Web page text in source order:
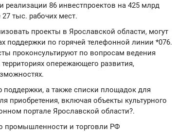
реализации 86 инвестпроектов на 425 млрд
тыс. рабочих мест.
проекты в Ярославской области, могут
поддержки по горячей телефонной линии *076.
проконсультируют по вопросам ведения
опережающего развития,
а также списки площадок для
приобретения, включая объекты культурного
портале Ярославской области?.
промышленности и торговли РФ